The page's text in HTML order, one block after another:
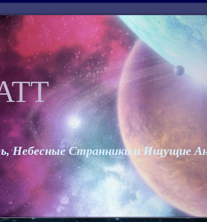
Небесные Странники и Ищущие